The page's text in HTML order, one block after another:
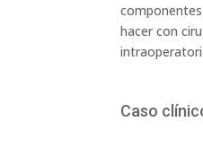
hacer con
Caso